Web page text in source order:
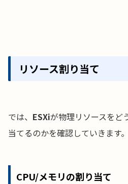
リソース割り当て
では、 ESXiが物理リソースをど
当てるのかを確認していきます。
CPU/メモリの割り当て